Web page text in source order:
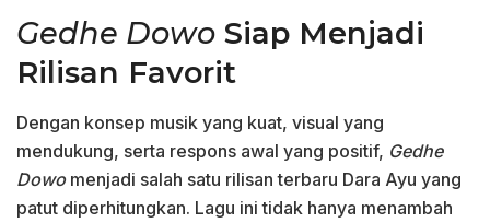
Gedhe Dowo Siap Menjadi
Rilisan Favorit
Dengan konsep musik yang kuat, visual yang
mendukung, serta respons awal yang positif, Gedhe
Dowomenjadi salah satu rilisan terbaru Dara Ayu yang
patut diperhitungkan. Lagu ini tidak hanya menambah